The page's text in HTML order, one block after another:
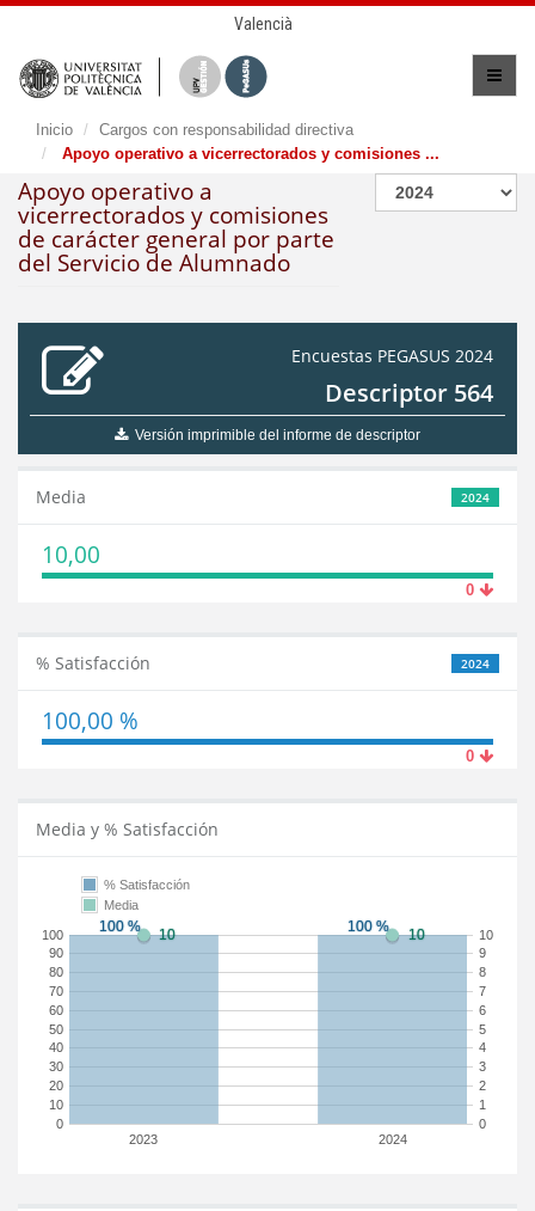
Valencià
Inicio
Cargos con responsabilidad directiva
Apoyo operativo a vicerrectorados y comisiones ...
Apoyo operativo a
vicerrectorados y comisiones
de carácter general por parte
del Servicio de Alumnado
Encuestas PEGASUS 2024
Descriptor 564
Versión imprimible del informe de descriptor
2024
Media
10,00
0
2024
% Satisfacción
100,00 %
0
Media y % Satisfacción
2023 2024
0
10
20
30
40
50
60
70
80
90
100
0
1
2
3
4
5
6
7
8
9
10
% Satisfacción
Media